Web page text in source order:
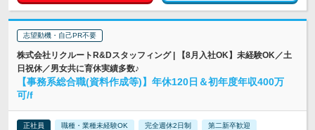
志望動機・自己PR不要
株式会社リクルートR&Dスタッフィング | 【8月入社OK】未経験OK／土
日祝休／男女共に育休実績多数♪
【事務系総合職(資料作成等)】年休120日＆初年度年収400万
可/f
正社員 職種・業種未経験OK 完全週休2日制 第二新卒歓迎